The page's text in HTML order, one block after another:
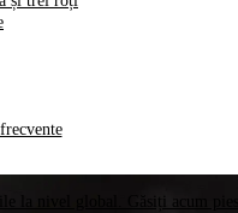
la nivel global. Găsiți acum